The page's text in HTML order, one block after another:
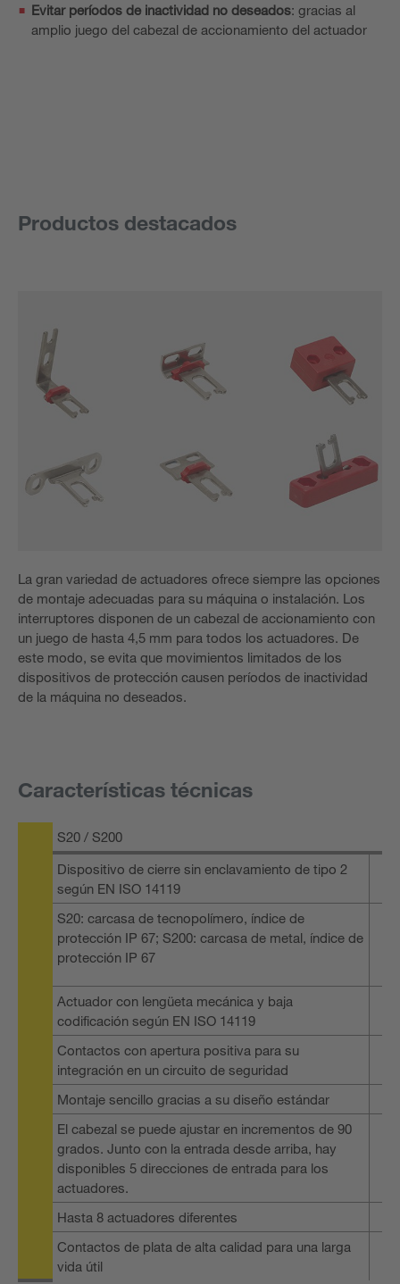
Evitar períodos de inactividad no deseados: gracias al
amplio juego del cabezal de accionamiento del actuador
Productos destacados
La gran variedad de actuadores ofrece siempre las opciones
de montaje adecuadas para su máquina o instalación. Los
interruptores disponen de un cabezal de accionamiento con
un juego de hasta 4,5 mm para todos los actuadores. De
este modo, se evita que movimientos limitados de los
dispositivos de protección causen períodos de inactividad
de la máquina no deseados.
Características técnicas
S20 / S200
Dispositivo de cierre sin enclavamiento de tipo 2
según EN ISO 14119
S20: carcasa de tecnopolímero, índice de
protección IP 67; S200: carcasa de metal, índice de
protección IP 67
Actuador con lengüeta mecánica y baja
codificación según EN ISO 14119
Contactos con apertura positiva para su
integración en un circuito de seguridad
Montaje sencillo gracias a su diseño estándar
El cabezal se puede ajustar en incrementos de 90
grados. Junto con la entrada desde arriba, hay
disponibles 5 direcciones de entrada para los
actuadores.
Hasta 8 actuadores diferentes
Contactos de plata de alta calidad para una larga
vida útil